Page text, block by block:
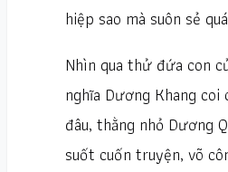
hiệp sao mà suôn sẻ
Nhìn qua thử đứa con
nghĩa Dương Khang
đâu, thằng nhỏ Dương
suốt cuốn truyện, võ